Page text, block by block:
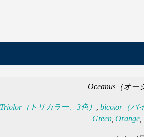
Oceanus（オー
Triolor（トリカラー、3色） , bicolor（バ
Green, Orange,